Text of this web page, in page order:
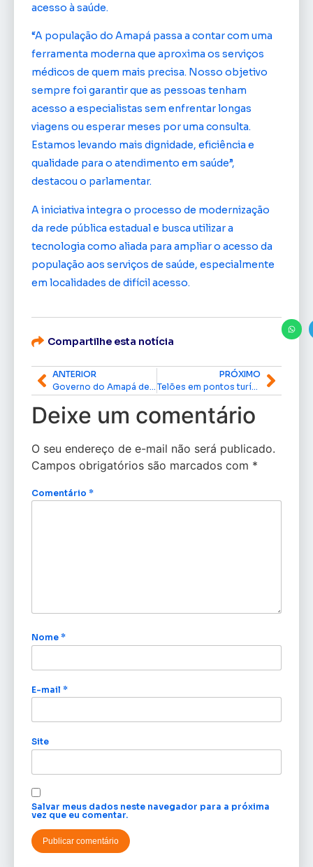
acesso à saúde.
“A população do Amapá passa a contar com uma
ferramenta moderna que aproxima os serviços
médicos de quem mais precisa. Nosso objetivo
sempre foi garantir que as pessoas tenham
acesso a especialistas sem enfrentar longas
viagens ou esperar meses por uma consulta.
Estamos levando mais dignidade, eficiência e
qualidade para o atendimento em saúde”,
destacou o parlamentar.
A iniciativa integra o processo de modernização
da rede pública estadual e busca utilizar a
tecnologia como aliada para ampliar o acesso da
população aos serviços de saúde, especialmente
em localidades de difícil acesso.
Compartilhe esta notícia
ANTERIOR
PRÓXIMO
Telões em pontos turísticos vão transmitir jogos do Brasil na Copa 2026 em Macapá
Deixe um comentário
O seu endereço de e-mail não será publicado.
Campos obrigatórios são marcados com *
Comentário *
Nome *
E-mail *
Site
Salvar meus dados neste navegador para a próxima
vez que eu comentar.